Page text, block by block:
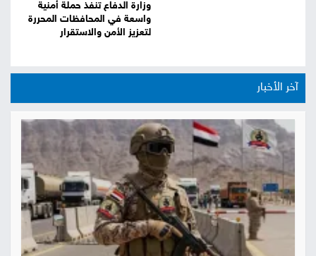
وزارة الدفاع تنفذ حملة أمنية
واسعة في المحافظات المحررة
لتعزيز الأمن والاستقرار
آخر الأخبار